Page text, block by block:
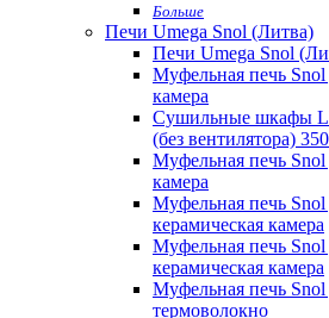
Больше
Печи Umega Snol (Литва)
Печи Umega Snol
Муфельная печь
камера
Сушильные шкафы
(без вентилятора)
Муфельная печь
камера
Муфельная печь
керамическая камера
Муфельная печь
керамическая камера
Муфельная печь
термоволокно